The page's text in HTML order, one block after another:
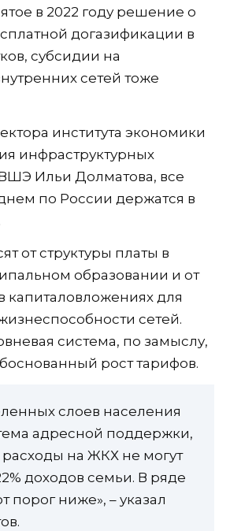
в 2022 году решение о
догазификации в
субсидии на
сетей тоже
института экономики
инфраструктурных
Ильи Долматова, все
по России держатся в
от структуры платы в
образовании и от
капиталовложениях для
сетей.
система, по замыслу,
рост тарифов.
слоев населения
адресной поддержки,
на ЖКХ не могут
доходов семьи. В ряде
порог ниже», – указал